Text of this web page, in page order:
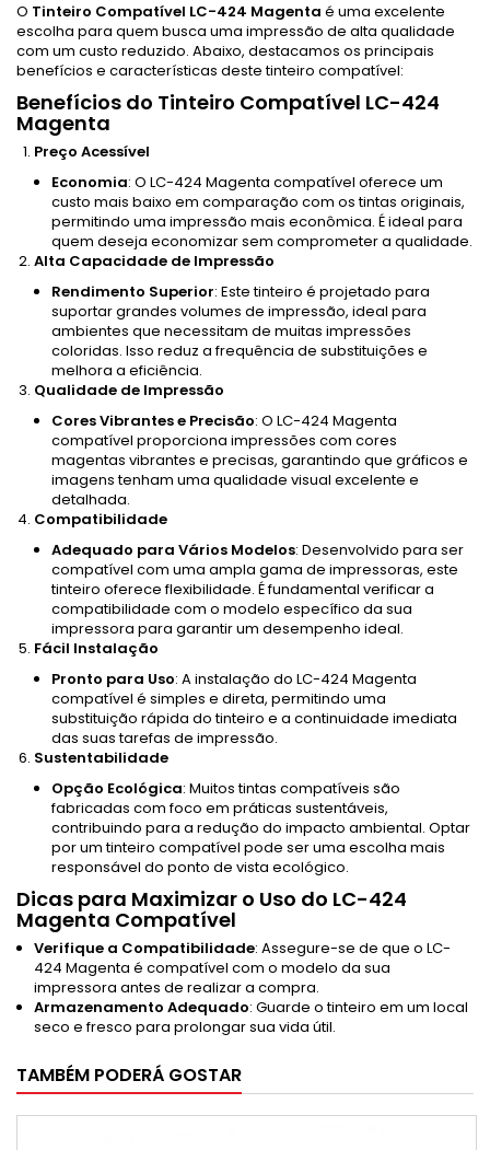
O Tinteiro Compatível LC-424 Magenta é uma excelente
escolha para quem busca uma impressão de alta qualidade
com um custo reduzido. Abaixo, destacamos os principais
benefícios e características deste tinteiro compatível:
Benefícios do Tinteiro Compatível LC-424
Magenta
Preço Acessível
Economia: O LC-424 Magenta compatível oferece um
custo mais baixo em comparação com os tintas originais,
permitindo uma impressão mais econômica. É ideal para
quem deseja economizar sem comprometer a qualidade.
Alta Capacidade de Impressão
Rendimento Superior: Este tinteiro é projetado para
suportar grandes volumes de impressão, ideal para
ambientes que necessitam de muitas impressões
coloridas. Isso reduz a frequência de substituições e
melhora a eficiência.
Qualidade de Impressão
Cores Vibrantes e Precisão: O LC-424 Magenta
compatível proporciona impressões com cores
magentas vibrantes e precisas, garantindo que gráficos e
imagens tenham uma qualidade visual excelente e
detalhada.
Compatibilidade
Adequado para Vários Modelos: Desenvolvido para ser
compatível com uma ampla gama de impressoras, este
tinteiro oferece flexibilidade. É fundamental verificar a
compatibilidade com o modelo específico da sua
impressora para garantir um desempenho ideal.
Fácil Instalação
Pronto para Uso: A instalação do LC-424 Magenta
compatível é simples e direta, permitindo uma
substituição rápida do tinteiro e a continuidade imediata
das suas tarefas de impressão.
Sustentabilidade
Opção Ecológica: Muitos tintas compatíveis são
fabricadas com foco em práticas sustentáveis,
contribuindo para a redução do impacto ambiental. Optar
por um tinteiro compatível pode ser uma escolha mais
responsável do ponto de vista ecológico.
Dicas para Maximizar o Uso do LC-424
Magenta Compatível
Verifique a Compatibilidade: Assegure-se de que o LC-
424 Magenta é compatível com o modelo da sua
impressora antes de realizar a compra.
Armazenamento Adequado: Guarde o tinteiro em um local
seco e fresco para prolongar sua vida útil.
TAMBÉM PODERÁ GOSTAR